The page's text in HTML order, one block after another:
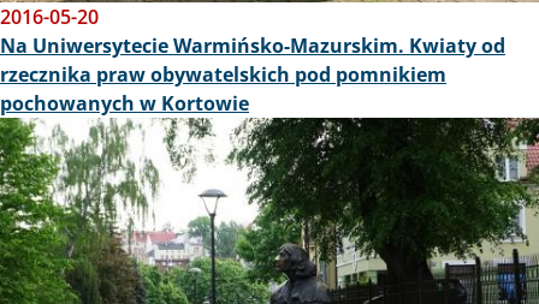
2016-05-20
Na Uniwersytecie Warmińsko-Mazurskim. Kwiaty od
rzecznika praw obywatelskich pod pomnikiem
pochowanych w Kortowie
Obraz